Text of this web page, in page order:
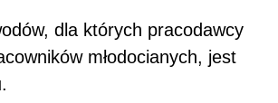
dla których pracodawcy
młodocianych, jest